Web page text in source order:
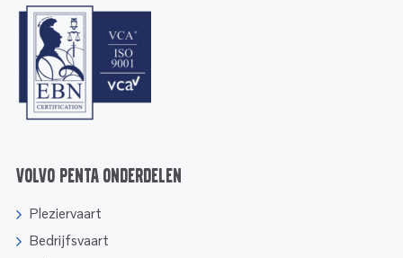
Volvo Penta onderdelen
Pleziervaart
Bedrijfsvaart